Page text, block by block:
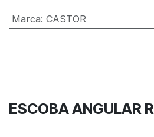
Marca: CASTOR
ESCOBA ANGULAR